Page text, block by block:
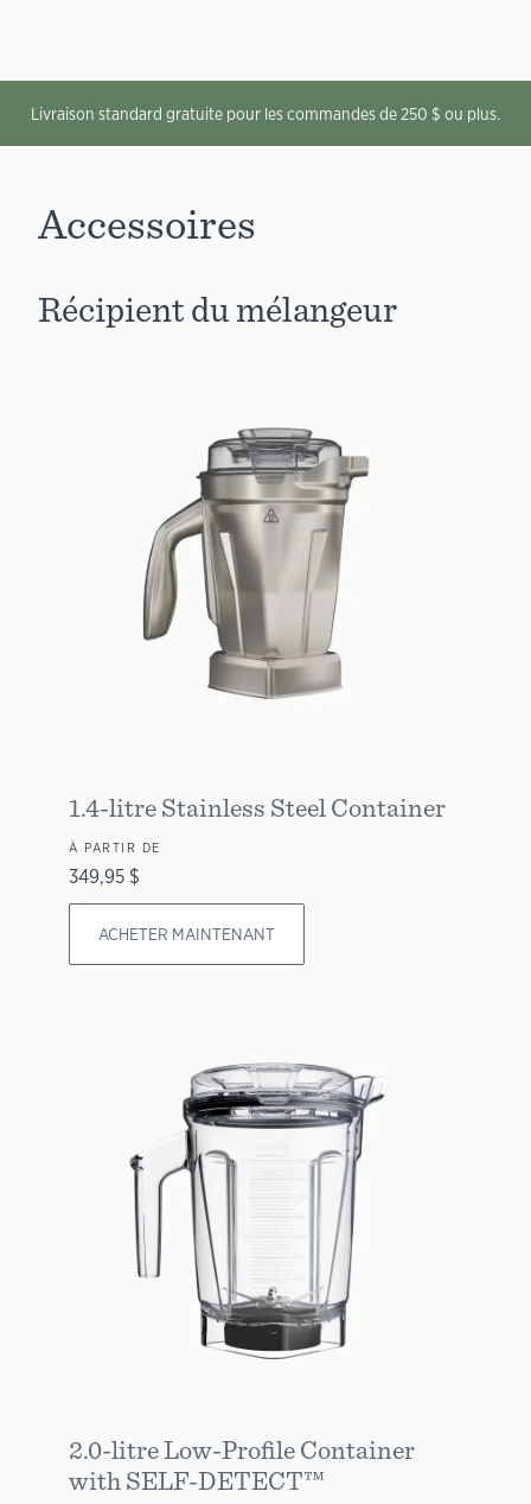
Livraison standard gratuite pour les commandes de 250 $ ou plus.
Accessoires
Récipient du mélangeur
1.4-litre Stainless Steel Container
À PARTIR DE
349,95 $
ACHETER MAINTENANT
2.0-litre Low-Profile Container
with SELF-DETECT™